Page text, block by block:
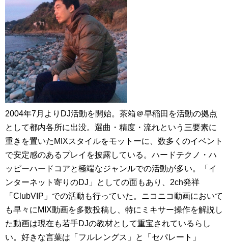
2004年7月よりDJ活動を開始。茶箱＠早稲田を活動の拠点
として都内各所に出没。選曲・精度・流れという三要素に
重きを置いたMIXスタイルをモットーに、数多くのイベント
で安定感のあるプレイを披露している。ハードテクノ・ハ
ッピーハードコアと極端なジャンルでの活動が多い。「イ
ンターネット寄りのDJ」としての面もあり、2ch発祥
「ClubVIP」での活動も行っていた。ニコニコ動画において
も早々にMIX動画を多数投稿し、特にミキサー操作を解説し
た動画は現在も若手DJの教材として重宝されているらし
い。好きな言葉は「フルレングス」と「セパレート」